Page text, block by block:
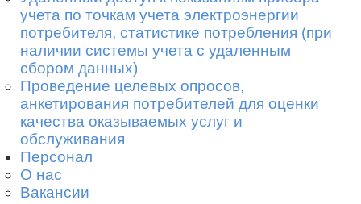
учета по точкам учета электроэнергии
потребителя, статистике потребления (при
наличии системы учета с удаленным
сбором данных)
Проведение целевых опросов,
анкетирования потребителей для оценки
качества оказываемых услуг и
обслуживания
Персонал
О нас
Вакансии
Отправить